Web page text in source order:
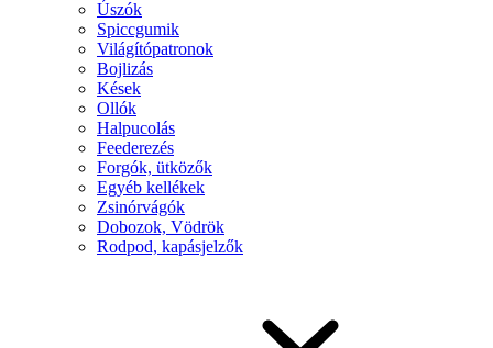
Úszók
Spiccgumik
Világítópatronok
Bojlizás
Kések
Ollók
Halpucolás
Feederezés
Forgók, ütközők
Egyéb kellékek
Zsinórvágók
Dobozok, Vödrök
Rodpod, kapásjelzők